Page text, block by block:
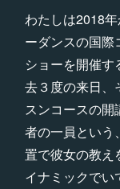
わたしは2018
ーダンスの国際
ショーを開催
去３度の来日、
スンコースの開
者の一員という
置で彼女の教え
イナミックでい